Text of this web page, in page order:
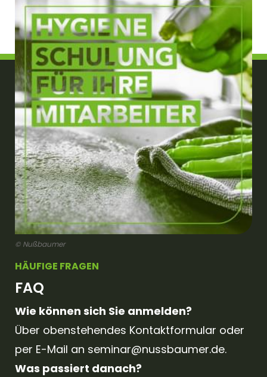
© Nußbaumer
HÄUFIGE FRAGEN
FAQ
Wie können sich Sie anmelden?
Über obenstehendes Kontaktformular oder
per E-Mail an seminar@nussbaumer.de.
Was passiert danach?